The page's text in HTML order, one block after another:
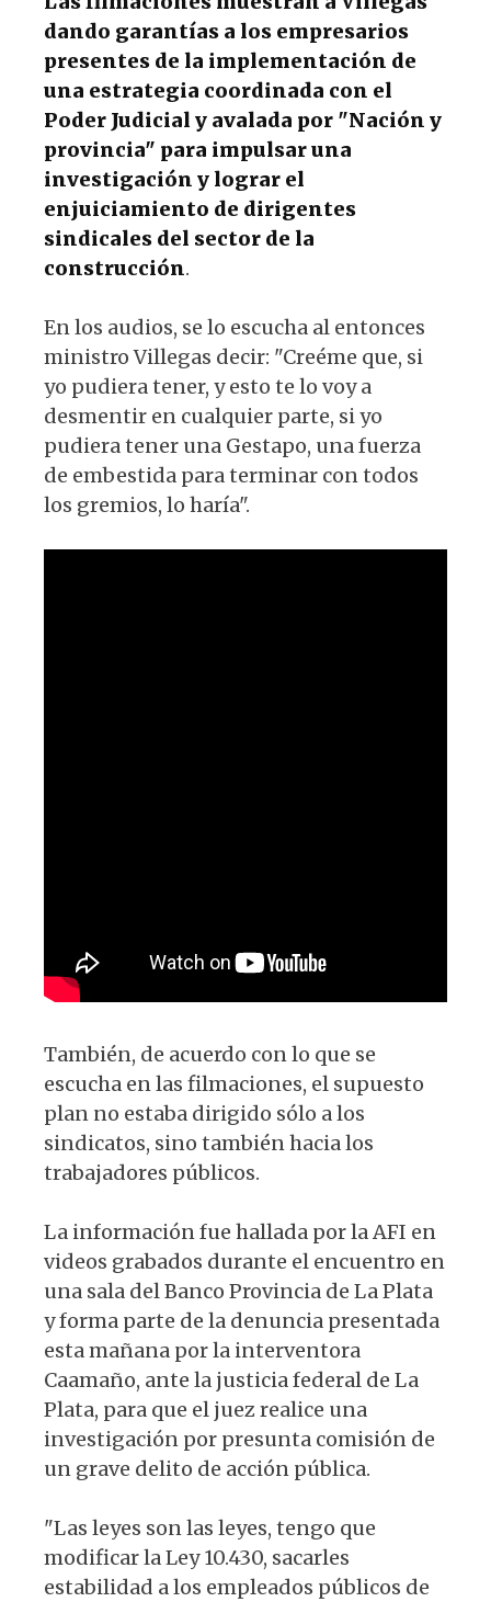
dando garantías a los empresarios
presentes de la implementación de
una estrategia coordinada con el
Poder Judicial y avalada por "Nación y
provincia" para impulsar una
investigación y lograr el
enjuiciamiento de dirigentes
sindicales del sector de la
construcción.
En los audios, se lo escucha al entonces
ministro Villegas decir: "Creéme que, si
yo pudiera tener, y esto te lo voy a
desmentir en cualquier parte, si yo
pudiera tener una Gestapo, una fuerza
de embestida para terminar con todos
los gremios, lo haría".
También, de acuerdo con lo que se
escucha en las filmaciones, el supuesto
plan no estaba dirigido sólo a los
sindicatos, sino también hacia los
trabajadores públicos.
La información fue hallada por la AFI en
videos grabados durante el encuentro en
una sala del Banco Provincia de La Plata
y forma parte de la denuncia presentada
esta mañana por la interventora
Caamaño, ante la justicia federal de La
Plata, para que el juez realice una
investigación por presunta comisión de
un grave delito de acción pública.
"Las leyes son las leyes, tengo que
modificar la Ley 10.430, sacarles
estabilidad a los empleados públicos de